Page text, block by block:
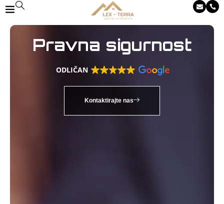
Pravna sigurnost
ODLIČAN
Kontaktirajte nas